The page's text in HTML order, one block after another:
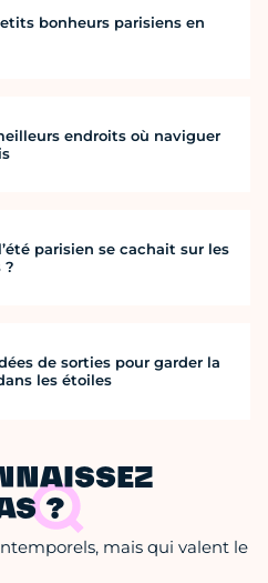
bonheurs parisiens en
endroits où naviguer
parisien se cachait sur les
?
de sorties pour garder la
les étoiles
?
mais qui valent le